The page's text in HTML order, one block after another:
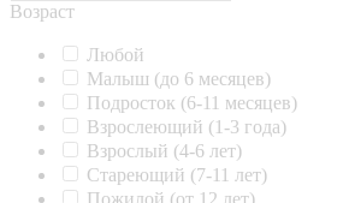
Возраст
Любой
Малыш (до 6 месяцев)
Подросток (6-11 месяцев)
Взрослеющий (1-3 года)
Взрослый (4-6 лет)
Стареющий (7-11 лет)
Пожилой (от 12 лет)